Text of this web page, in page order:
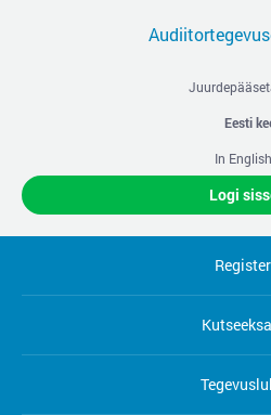
Eesti
In English
Logi
Register